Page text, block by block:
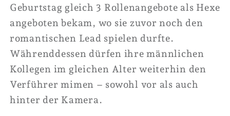
Geburtstag gleich 3 Rollenangebote als Hexe
angeboten bekam, wo sie zuvor noch den
romantischen Lead spielen durfte.
Währenddessen dürfen ihre männlichen
Kollegen im gleichen Alter weiterhin den
Verführer mimen – sowohl vor als auch
hinter der Kamera.